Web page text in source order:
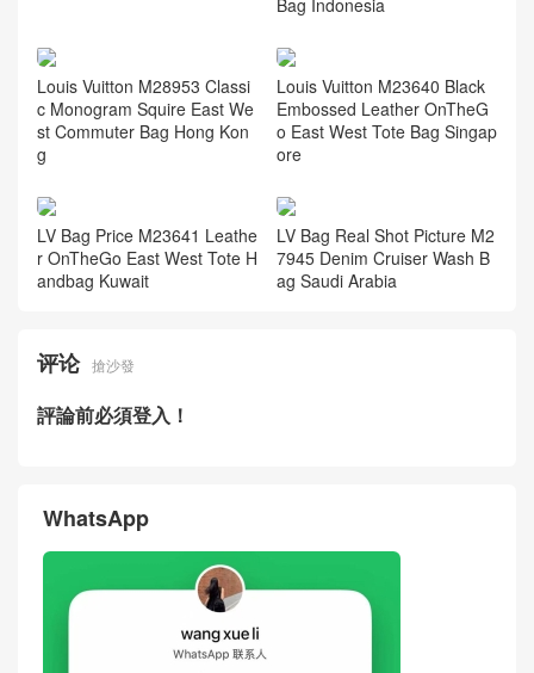
Louis Vuitton M28953 Classi
c Monogram Squire East We
st Commuter Bag Hong Kon
g
Louis Vuitton M23640 Black
Embossed Leather OnTheG
o East West Tote Bag Singap
ore
LV Bag Price M23641 Leathe
r OnTheGo East West Tote H
andbag Kuwait
LV Bag Real Shot Picture M2
7945 Denim Cruiser Wash B
ag Saudi Arabia